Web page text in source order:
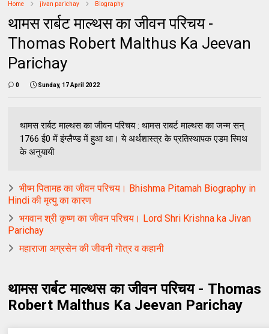
Home jivan parichay Biography
थामस रार्बट माल्थस का जीवन परिचय -
Thomas Robert Malthus Ka Jeevan
Parichay
0 Sunday, 17 April 2022
थामस रार्बट माल्थस का जीवन परिचय : थामस राबर्ट माल्थस का जन्म सन्
1766 ई0 में इंग्लैण्ड में हुआ था। ये अर्थशास्त्र के प्रतिस्थापक एडम स्मिथ
के अनुयायी
भीष्म पितामह का जीवन परिचय। Bhishma Pitamah Biography in
Hindi की मृत्यु का कारण
भगवान श्री कृष्ण का जीवन परिचय। Lord Shri Krishna ka Jivan
Parichay
महाराजा अग्रसेन की जीवनी गोत्र व कहानी
थामस रार्बट माल्थस का जीवन परिचय - Thomas
Robert Malthus Ka Jeevan Parichay